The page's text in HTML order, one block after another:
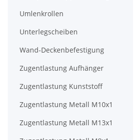
Umlenkrollen
Unterlegscheiben
Wand-Deckenbefestigung
Zugentlastung Aufhänger
Zugentlastung Kunststoff
Zugentlastung Metall M10x1
Zugentlastung Metall M13x1